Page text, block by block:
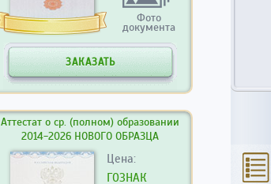
Фото
документа
ЗАКАЗАТЬ
Аттестат о ср. (полном) образовании
2014-2026 НОВОГО ОБРАЗЦА
Цена:
ГОЗНАК